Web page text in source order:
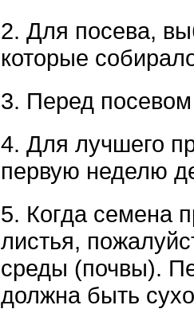
2. Для посева,
которые
3. Перед
4. Для лучшего
первую неделю
5. Когда семена
листья,
среды (почвы).
должна быть